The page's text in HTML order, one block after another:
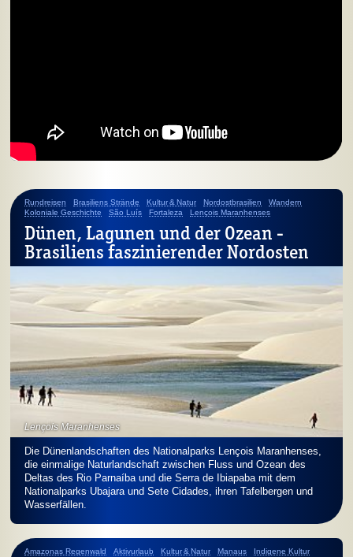
Rundreisen Brasiliens Strände Kultur & Natur Nordostbrasilien
Wandern
Koloniale Geschichte
São Luís Fortaleza Lençois Maranhenses
Dünen, Lagunen und der Ozean -
Brasiliens faszinierender Nordosten
Lençois Maranhenses
Die Dünenlandschaften des Nationalparks Lençois Maranhenses,
die einmalige Naturlandschaft zwischen Fluss und Ozean des
Deltas des Rio Parnaíba und die Serra de Ibiapaba mit dem
Nationalparks Ubajara und Sete Cidades, ihren Tafelbergen und
Wasserfällen.
Amazonas Regenwald Aktivurlaub Kultur & Natur Manaus Indigene Kultur